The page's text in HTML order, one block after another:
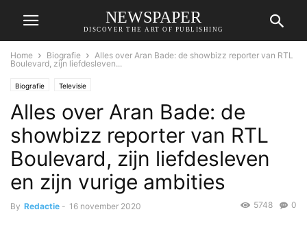
NEWSPAPER
DISCOVER THE ART OF PUBLISHING
Home Biografie
Alles over Aran Bade: de showbizz reporter van RTL
Boulevard, zijn liefdesleven...
Biografie Televisie
Alles over Aran Bade: de
showbizz reporter van RTL
Boulevard, zijn liefdesleven
en zijn vurige ambities
By Redactie - 16 november 2020 0
5748